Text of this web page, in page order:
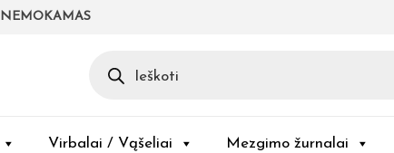
NEMOKAMAS
search
Virbalai / Vąšeliai Mezgimo žurnalai